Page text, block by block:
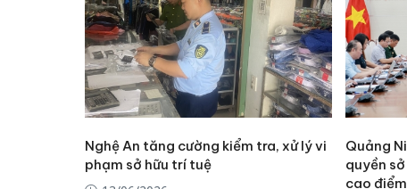
Nghệ An tăng cường kiểm tra, xử lý vi
phạm sở hữu trí tuệ
Quảng
quyền
cao điểm